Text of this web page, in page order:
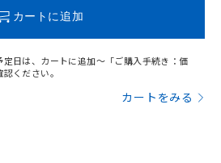
カートに追加
日は、カートに追加～「ご購入手続き：価
ください。
カートをみる